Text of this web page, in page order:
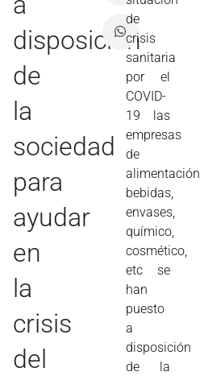
disposición
de
la
sociedad
para
ayudar
en
la
crisis
del
de
crisis
sanitaria
por el
COVID-
19 las
empresas
de
alimentación,
bebidas,
envases,
químico,
cosmético,
etc se
han
puesto
a
disposición
de la